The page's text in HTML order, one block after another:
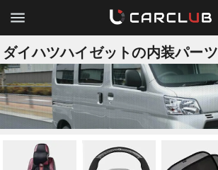
ダイハツハイゼットの内装パーツ